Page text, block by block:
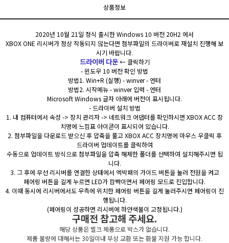
상품정보
2020년 10월 21일 정식 출시한 Windows 10 버전 20H2 에서
XBOX ONE 리시버가 정상 작동되지 않는다면 첨부파일의 드라이버로 재설치 진행해 보
시기 바랍니다.
드라이버 다운 ← 클릭하기
- 윈도우 10 버전 확인 방법
방법1. Win+R (실행) - winver - 엔터
방법2. 시작메뉴 - winver 입력 - 엔터
Microsoft Windows 글자 아래에 버전이 표시됩니다.
- 드라이버 설치 방법
1. 내 컴퓨터에서 속성 -> 장치 관리자 -> 네트워크 어댑터를 확인하시면 XBOX ACC 장
치명에 느낌표 아이콘이 표시되어 있습니다.
2. 첨부파일을 다운로드 받으신 후 압축을 풀고 XBOX ACC 장치명에 마우스 우클릭 후
드라이버 업데이트를 클릭하여
수동으로 업데이트 방식으로 첨부파일을 압축 해제한 폴더를 선택하여 설치해주시면 됩
니다.
3. 그 후에 무선 리시버를 연결한 상태에서 엑박패의 가이드 버튼을 눌러 전원을 켜고
페어링 버튼을 길게 누르면 LED가 깜빡이면서 페어링 모드로 진입합니다.
4. 이때 동시에 리시버에서도 우측에 위치한 페어링 버튼을 길게 눌러주시면 페어링이 진
행됩니다.
(페어링이 성공하면 리시버에 하얀색불이 고정됩니다.)
구매전 참고해 주세요.
해당 상품은 벌크 제품으로 박스가 없습니다.
제품 불량에 대해서는 30일이내 무상 교환 또는 환불 지원 가능 합니다.